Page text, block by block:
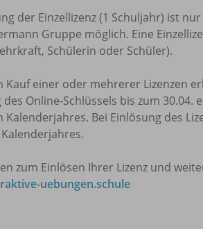
der Einzellizenz (1 Schuljahr) ist
Gruppe möglich. Eine
Schülerin oder Schüler).
Kauf einer oder mehrerer Lizenzen
des Online-Schlüssels bis zum 30.04.
Kalenderjahres. Bei Einlösung des
zum Einlösen Ihrer Lizenz und
uebungen.schule